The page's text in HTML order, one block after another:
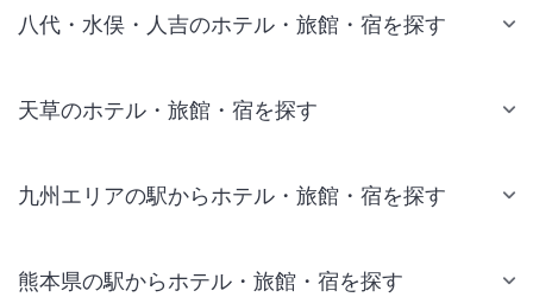
八代・水俣・人吉のホテル・旅館・宿を探す
天草のホテル・旅館・宿を探す
九州エリアの駅からホテル・旅館・宿を探す
熊本県の駅からホテル・旅館・宿を探す